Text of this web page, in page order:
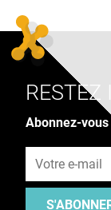
RESTEZ
Abonnez-